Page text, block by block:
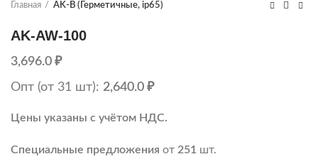
Главная AK-B (Герметичные, ip65)
AK-AW-100
3,696.0 ₽
Опт (от 31 шт): 2,640.0 ₽
Цены указаны с учётом НДС.
Специальные предложения от 251 шт.